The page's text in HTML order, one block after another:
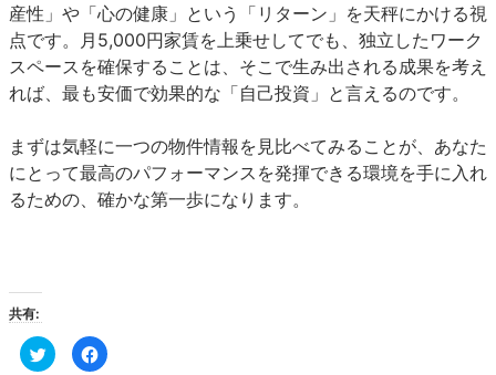
産性」や「心の健康」という「リターン」を天秤にかける視
点です。月5,000円家賃を上乗せしてでも、独立したワーク
スペースを確保することは、そこで生み出される成果を考え
れば、最も安価で効果的な「自己投資」と言えるのです。
まずは気軽に一つの物件情報を見比べてみることが、あなた
にとって最高のパフォーマンスを発揮できる環境を手に入れ
るための、確かな第一歩になります。
共有:
ク
リ
Facebook
で